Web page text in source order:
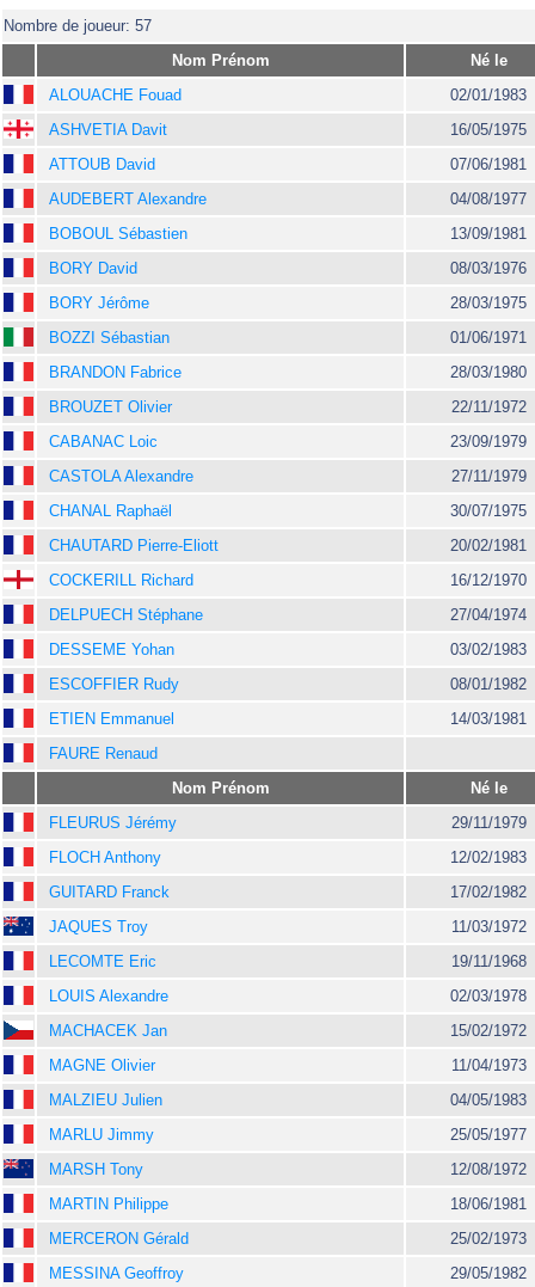
Nombre de joueur: 57
Nom Prénom
Né le
ALOUACHE Fouad
02/01/1983
ASHVETIA Davit
16/05/1975
ATTOUB David
07/06/1981
AUDEBERT Alexandre
04/08/1977
BOBOUL Sébastien
13/09/1981
BORY David
08/03/1976
BORY Jérôme
28/03/1975
BOZZI Sébastian
01/06/1971
BRANDON Fabrice
28/03/1980
BROUZET Olivier
22/11/1972
CABANAC Loic
23/09/1979
CASTOLA Alexandre
27/11/1979
CHANAL Raphaël
30/07/1975
CHAUTARD Pierre-Eliott
20/02/1981
COCKERILL Richard
16/12/1970
DELPUECH Stéphane
27/04/1974
DESSEME Yohan
03/02/1983
ESCOFFIER Rudy
08/01/1982
ETIEN Emmanuel
14/03/1981
FAURE Renaud
Nom Prénom
Né le
FLEURUS Jérémy
29/11/1979
FLOCH Anthony
12/02/1983
GUITARD Franck
17/02/1982
JAQUES Troy
11/03/1972
LECOMTE Eric
19/11/1968
LOUIS Alexandre
02/03/1978
MACHACEK Jan
15/02/1972
MAGNE Olivier
11/04/1973
MALZIEU Julien
04/05/1983
MARLU Jimmy
25/05/1977
MARSH Tony
12/08/1972
MARTIN Philippe
18/06/1981
MERCERON Gérald
25/02/1973
MESSINA Geoffroy
29/05/1982